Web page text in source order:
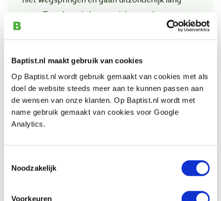
Baptist.nl maakt gebruik van cookies
Op Baptist.nl wordt gebruik gemaakt van cookies met als
doel de website steeds meer aan te kunnen passen aan
de wensen van onze klanten. Op Baptist.nl wordt met
name gebruik gemaakt van cookies voor Google
Analytics.
Noodzakelijk
Voorkeuren
mee. Ten slotte is het gewicht van deze
professionele scharen zeer gering en dat voelt
Bekijk ook